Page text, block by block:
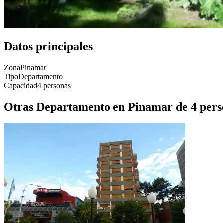
Datos principales
ZonaPinamar
TipoDepartamento
Capacidad4 personas
Otras Departamento en Pinamar de 4